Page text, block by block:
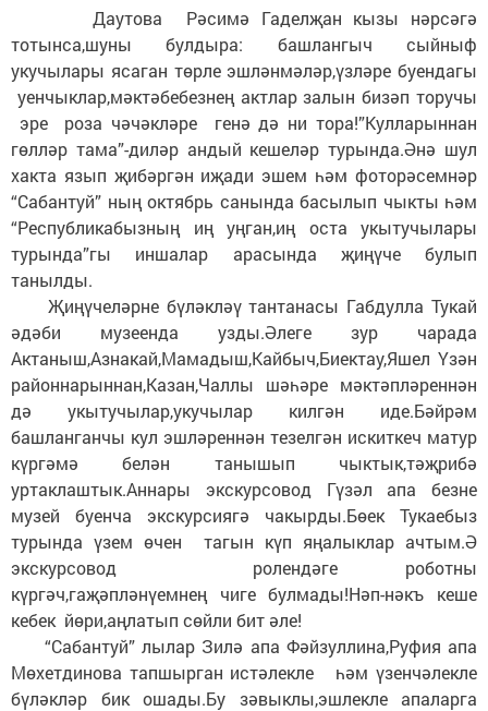
Даутова Рәсимә Гаделҗан кызы нәрсәгә
тотынса,шуны булдыра: башлангыч сыйныф
укучылары ясаган төрле эшләнмәләр,үзләре буендагы
уенчыклар,мәктәбебезнең актлар залын бизәп торучы
эре роза чәчәкләре генә дә ни тора!”Кулларыннан
гөлләр тама”-диләр андый кешеләр турында.Әнә шул
хакта язып җибәргән иҗади эшем һәм фоторәсемнәр
“Сабантуй” ның октябрь санында басылып чыкты һәм
“Республикабызның иң уңган,иң оста укытучылары
турында”гы иншалар арасында җиңүче булып
танылды.
Җиңүчеләрне бүләкләү тантанасы Габдулла Тукай
әдәби музеенда узды.Әлеге зур чарада
Актаныш,Азнакай,Мамадыш,Кайбыч,Биектау,Яшел Үзән
районнарыннан,Казан,Чаллы шәһәре мәктәпләреннән
дә укытучылар,укучылар килгән иде.Бәйрәм
башланганчы кул эшләреннән тезелгән искиткеч матур
күргәмә белән танышып чыктык,тәҗрибә
уртаклаштык.Аннары экскурсовод Гүзәл апа безне
музей буенча экскурсиягә чакырды.Бөек Тукаебыз
турында үзем өчен тагын күп яңалыклар ачтым.Ә
экскурсовод ролендәге роботны
күргәч,гаҗәпләнүемнең чиге булмады!Нәп-нәкъ кеше
кебек йөри,аңлатып сөйли бит әле!
“Сабантуй” лылар Зилә апа Фәйзуллина,Руфия апа
Мөхетдинова тапшырган истәлекле һәм үзенчәлекле
бүләкләр бик ошады.Бу зәвыклы,эшлекле апаларга